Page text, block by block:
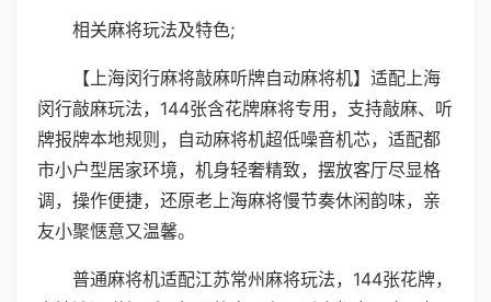
相关麻将玩法及特色;
【上海闵行麻将敲麻听牌自动麻将机】适配上海
闵行敲麻玩法，144张含花牌麻将专用，支持敲麻、听
牌报牌本地规则，自动麻将机超低噪音机芯，适配都
市小户型居家环境，机身轻奢精致，摆放客厅尽显格
调，操作便捷，还原老上海麻将慢节奏休闲韵味，亲
友小聚惬意又温馨。
普通麻将机适配江苏常州麻将玩法，144张花牌，